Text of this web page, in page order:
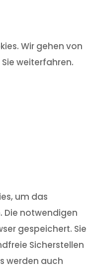
Wir gehen von
weiterfahren.
um das
Die notwendigen
gespeichert. Sie
Sicherstellen
werden auch